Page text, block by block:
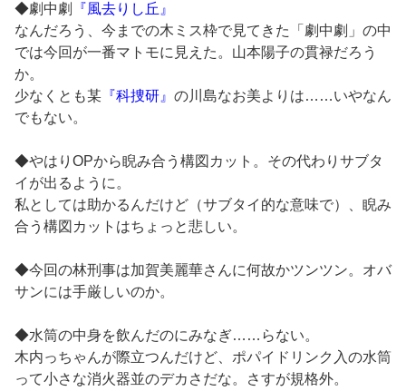
◆劇中劇
『風去りし丘』
なんだろう、今までの木ミス枠で見てきた「劇中劇」の中
では今回が一番マトモに見えた。山本陽子の貫禄だろう
か。
少なくとも某 『科捜研』 の川島なお美よりは……いやなん
でもない。
◆やはりOPから睨み合う構図カット。その代わりサブタ
イが出るように。
私としては助かるんだけど（サブタイ的な意味で）、睨み
合う構図カットはちょっと悲しい。
◆今回の林刑事は加賀美麗華さんに何故かツンツン。オバ
サンには手厳しいのか。
◆水筒の中身を飲んだのにみなぎ……らない。
木内っちゃんが際立つんだけど、ポパイドリンク入の水筒
って小さな消火器並のデカさだな。さすが規格外。